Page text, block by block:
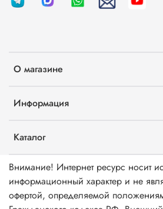
О магазине
Информация
Каталог
Внимание! Интернет ресурс носит
информационный характер и не
офертой, определяемой